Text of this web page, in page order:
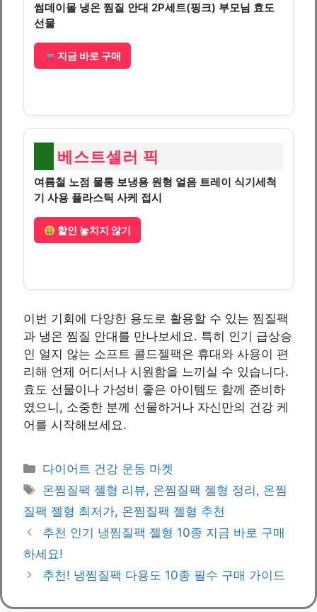
썸데이몰 냉온 찜질 안대 2P세트(핑크) 부모님 효도
선물
지금 바로 구매
베스트셀러 픽
여름철 노점 물통 보냉용 원형 얼음 트레이 식기세척
기 사용 플라스틱 사케 접시
할인 놓치지 않기
이번 기회에 다양한 용도로 활용할 수 있는 찜질팩
과 냉온 찜질 안대를 만나보세요. 특히 인기 급상승
인 얼지 않는 소프트 콜드젤팩은 휴대와 사용이 편
리해 언제 어디서나 시원함을 느끼실 수 있습니다.
효도 선물이나 가성비 좋은 아이템도 함께 준비하
였으니, 소중한 분께 선물하거나 자신만의 건강 케
어를 시작해보세요.
Categories
다이어트 건강 운동 마켓
Tags
온찜질팩 젤형 리뷰, 온찜질팩 젤형 정리 , 온찜
질팩 젤형 최저가, 온찜질팩 젤형 추천
추천 인기 냉찜질팩 젤형 10종 지금 바로 구매
하세요!
추천! 냉찜질팩 다용도 10종 필수 구매 가이드